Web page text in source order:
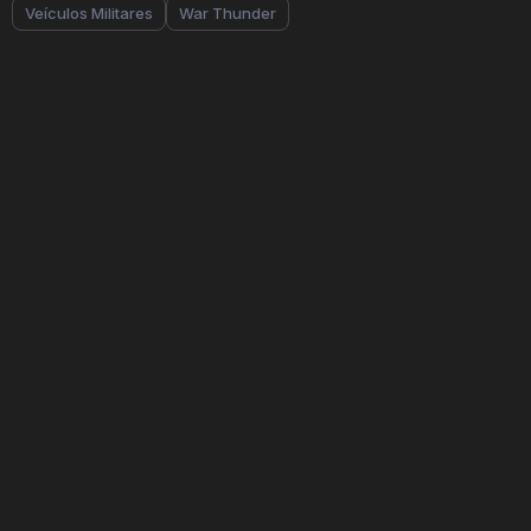
Veículos Militares
War Thunder